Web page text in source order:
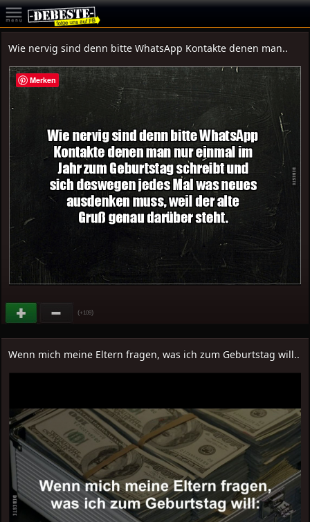
Wie nervig sind denn bitte WhatsApp Kontakte denen man..
(+109)
Wenn mich meine Eltern fragen, was ich zum Geburtstag will..
Merken